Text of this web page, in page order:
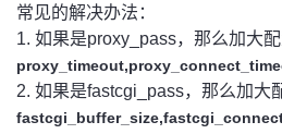
常见的解决办法：
1. 如果是proxy_pass，那么加大
2. 如果是fastcgi_pass，那么加大